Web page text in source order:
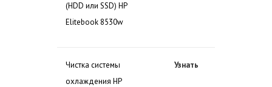
(HDD или SSD) HP
Elitebook 8530w
Чистка системы
охлаждения HP
Узнать